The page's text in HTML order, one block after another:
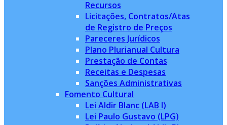
Recursos
Licitações, Contratos/Atas
de Registro de Preços
Pareceres Jurídicos
Plano Plurianual Cultura
Prestação de Contas
Receitas e Despesas
Sanções Administrativas
Fomento Cultural
Lei Aldir Blanc (LAB I)
Lei Paulo Gustavo (LPG)